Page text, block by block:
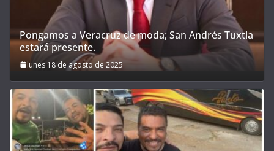
Pongamos a Veracruz de moda; San Andrés Tuxtla
estará presente.
lunes 18 de agosto de 2025